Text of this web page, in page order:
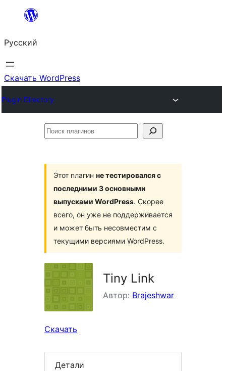
Перейти
содержимому
Русский
Скачать WordPress
Plugin Directory
Поиск
Этот плагин не тестировался с
последними 3 основными
выпусками WordPress. Скорее
всего, он уже не поддерживается
и может быть несовместим с
текущими версиями WordPress.
Tiny Link
Автор: Brajeshwar
Скачать
Детали